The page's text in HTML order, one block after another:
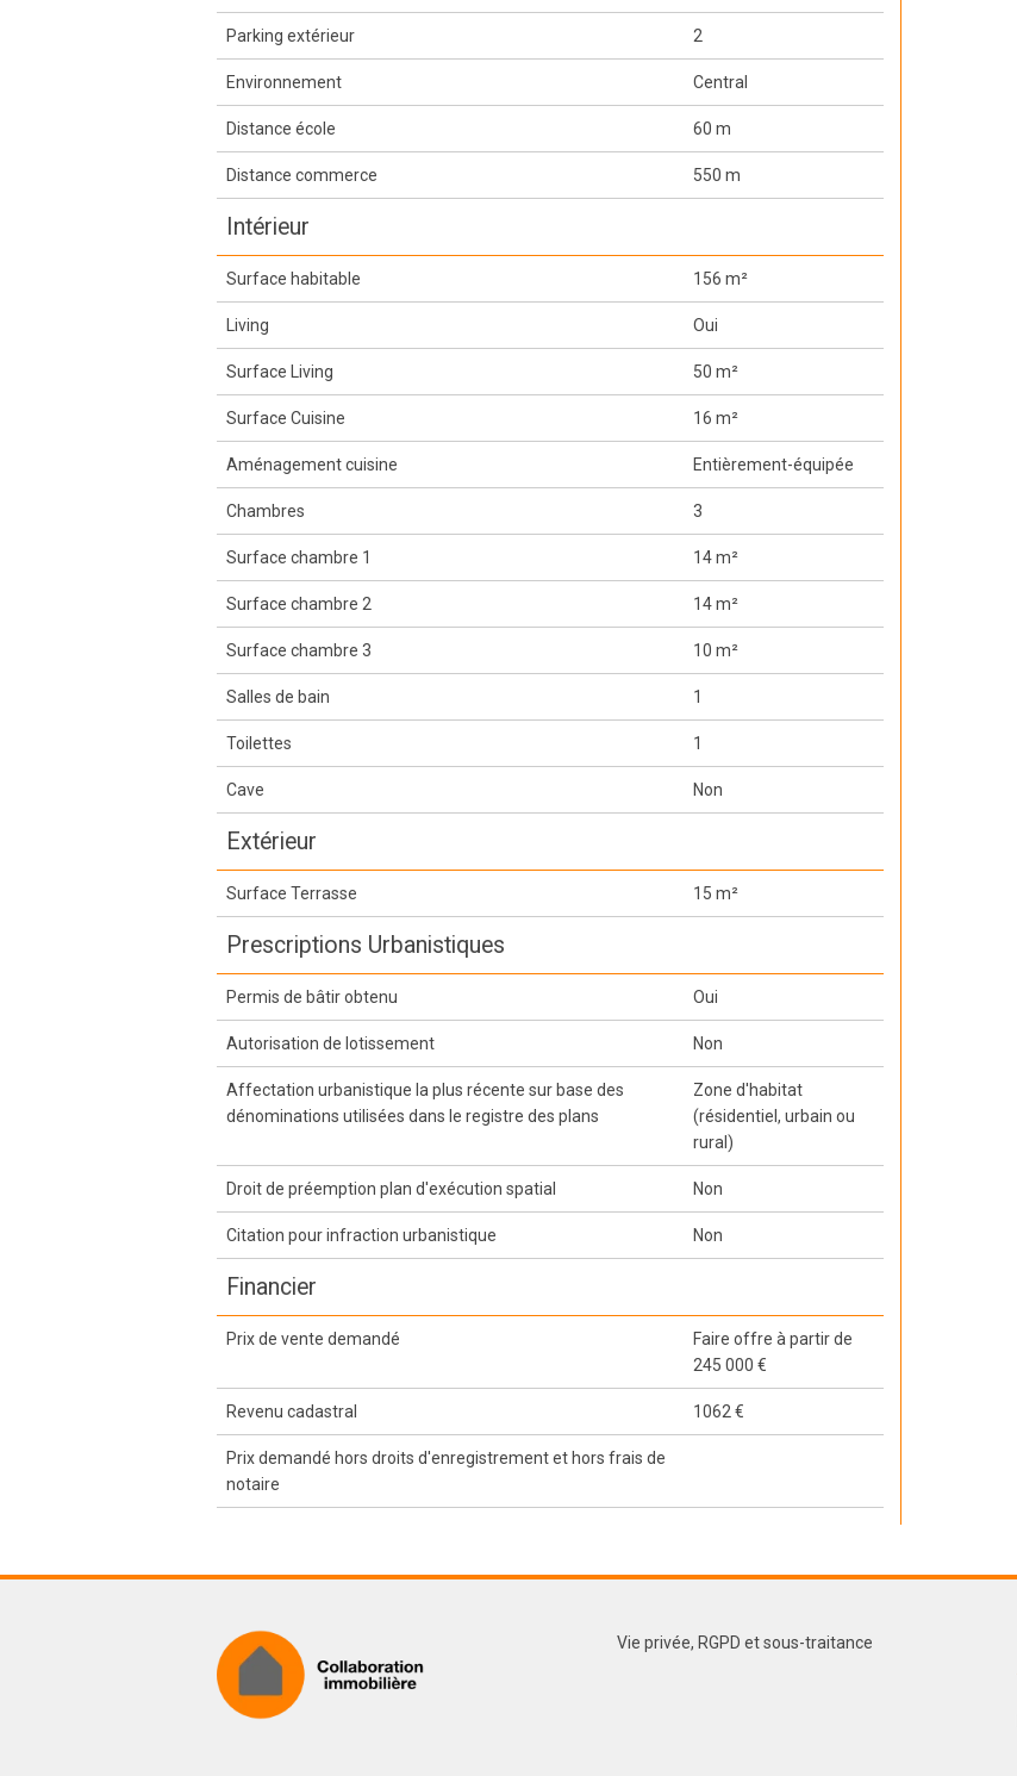
Parking extérieur 2
Environnement Central
Distance école 60 m
Distance commerce 550 m
Intérieur
Surface habitable 156 m²
Living Oui
Surface Living 50 m²
Surface Cuisine 16 m²
Aménagement cuisine Entièrement-équipée
Chambres 3
Surface chambre 1 14 m²
Surface chambre 2 14 m²
Surface chambre 3 10 m²
Salles de bain 1
Toilettes 1
Cave Non
Extérieur
Surface Terrasse 15 m²
Prescriptions Urbanistiques
Permis de bâtir obtenu Oui
Autorisation de lotissement Non
Affectation urbanistique la plus récente sur base des
dénominations utilisées dans le registre des plans
Zone d'habitat
(résidentiel, urbain ou
rural)
Droit de préemption plan d'exécution spatial Non
Citation pour infraction urbanistique Non
Financier
Prix de vente demandé
Faire offre à partir de
245 000 €
Revenu cadastral 1062 €
Prix demandé hors droits d'enregistrement et hors frais de
notaire
Vie privée, RGPD et sous-traitance